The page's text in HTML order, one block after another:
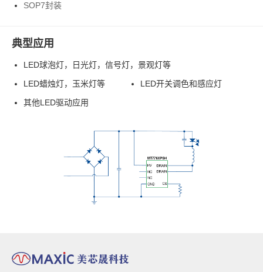
SOP7封装
典型应用
LED球泡灯，日光灯，信号灯，景观灯等
LED蜡烛灯，玉米灯等
LED开关调色和感应灯
其他LED驱动应用